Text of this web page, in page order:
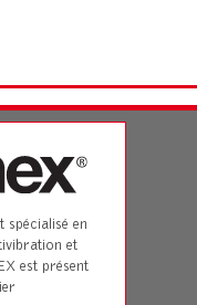
spécialisé en
et
est présent